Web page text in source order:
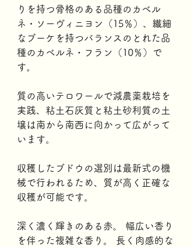
りを持つ骨格のある品種のカベル
ネ・ソーヴィニヨン（15％）、繊細
なブーケを持つバランスのとれた品
種のカベルネ・フラン（10％）で
す。
質の高いテロワールで減農薬栽培を
実践、粘土石灰質と粘土砂利質の土
壌は南から南西に向かって広がって
います。
収穫したブドウの選別は最新式の機
械で行われるため、質が高く正確な
収穫が可能です。
深く濃く輝きのある赤。 幅広い香り
を伴った複雑な香り。 長く肉感的な